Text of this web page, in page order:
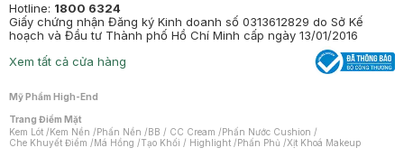
Hotline: 1800 6324
Giấy chứng nhận Đăng ký Kinh doanh số 0313612829 do Sở Kế
hoạch và Đầu tư Thành phố Hồ Chí Minh cấp ngày 13/01/2016
Xem tất cả cửa hàng
Mỹ Phẩm High-End
Trang Điểm Mặt
Kem Lót /Kem Nền /Phấn Nền /BB / CC Cream /Phấn Nước Cushion /
Che Khuyết Điểm /Má Hồng /Tạo Khối / Highlight /Phấn Phủ /Xịt Khoá Makeup